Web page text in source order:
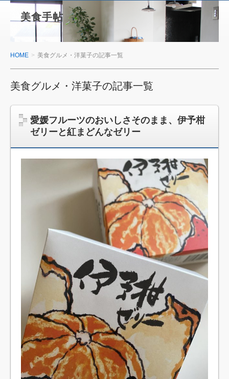
美食手帖
HOME 美食グルメ・洋菓子の記事一覧
美食グルメ・洋菓子の記事一覧
愛媛フルーツのおいしさそのまま、伊予柑
ゼリーと紅まどんなゼリー